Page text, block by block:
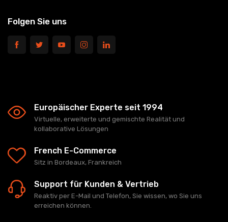
Folgen Sie uns
Europäischer Experte seit 1994
Virtuelle, erweiterte und gemischte Realität und
kollaborative Lösungen
French E-Commerce
Sitz in Bordeaux, Frankreich
Support für Kunden & Vertrieb
Reaktiv per E-Mail und Telefon, Sie wissen, wo Sie uns
erreichen können.